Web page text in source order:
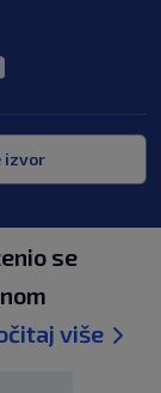
izvor
se
više